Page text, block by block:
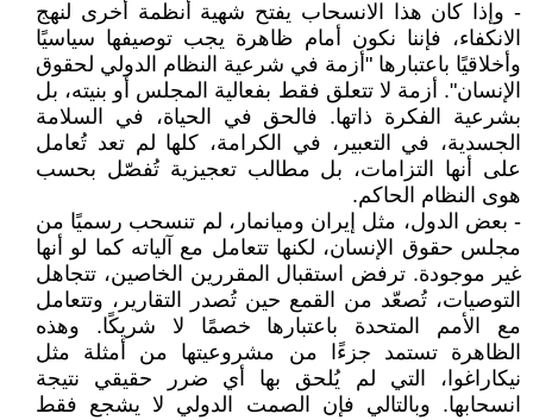
- وإذا كان هذا الانسحاب يفتح شهية أنظمة أخرى لنهج
الانكفاء، فإننا نكون أمام ظاهرة يجب توصيفها سياسيًا
وأخلاقيًا باعتبارها "أزمة في شرعية النظام الدولي لحقوق
الإنسان". أزمة لا تتعلق فقط بفعالية المجلس أو بنيته، بل
بشرعية الفكرة ذاتها. فالحق في الحياة، في السلامة
الجسدية، في التعبير، في الكرامة، كلها لم تعد تُعامل
على أنها التزامات، بل مطالب تعجيزية تُفصّل بحسب
هوى النظام الحاكم.
- بعض الدول، مثل إيران وميانمار، لم تنسحب رسميًا من
مجلس حقوق الإنسان، لكنها تتعامل مع آلياته كما لو أنها
غير موجودة. ترفض استقبال المقررين الخاصين، تتجاهل
التوصيات، تُصعّد من القمع حين تُصدر التقارير، وتتعامل
مع الأمم المتحدة باعتبارها خصمًا لا شريكًا. وهذه
الظاهرة تستمد جزءًا من مشروعيتها من أمثلة مثل
نيكاراغوا، التي لم يُلحق بها أي ضرر حقيقي نتيجة
انسحابها. وبالتالي فإن الصمت الدولي لا يشجع فقط